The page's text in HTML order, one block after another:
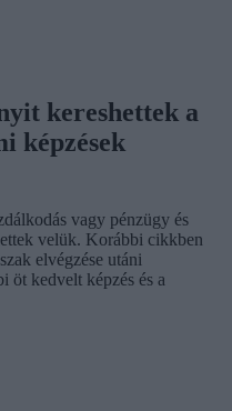
kereshettek a
képzések
vagy pénzügy és
velük. Korábbi cikkben
elvégzése utáni
öt kedvelt képzés és a